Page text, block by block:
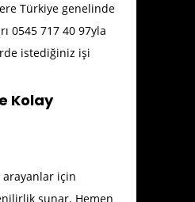
Türkiye genelinde
0545 717 40 97yla
istediğiniz işi
Kolay
arayanlar için
sunar. Hemen